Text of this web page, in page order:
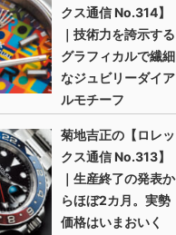
クス通信 No.314】
｜技術力を誇示する
グラフィカルで繊細
なジュビリーダイア
ルモチーフ
菊地吉正の【ロレッ
クス通信 No.313】
｜生産終了の発表か
らほぼ2カ月。実勢
価格はいまおいく